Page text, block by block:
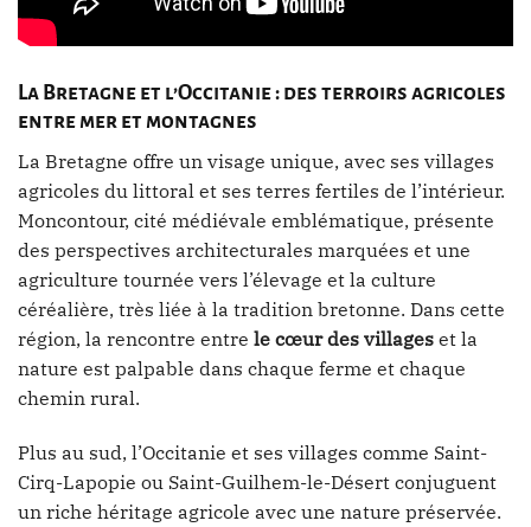
La Bretagne et l’Occitanie : des terroirs agricoles
entre mer et montagnes
La Bretagne offre un visage unique, avec ses villages
agricoles du littoral et ses terres fertiles de l’intérieur.
Moncontour, cité médiévale emblématique, présente
des perspectives architecturales marquées et une
agriculture tournée vers l’élevage et la culture
céréalière, très liée à la tradition bretonne. Dans cette
région, la rencontre entre le cœur des villages et la
nature est palpable dans chaque ferme et chaque
chemin rural.
Plus au sud, l’Occitanie et ses villages comme Saint-
Cirq-Lapopie ou Saint-Guilhem-le-Désert conjuguent
un riche héritage agricole avec une nature préservée.